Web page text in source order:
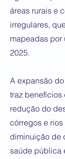
áreas rurais e
irregulares,
mapeadas por
2025.
A expansão
traz benefícios
redução do
córregos e
diminuição de
saúde pública